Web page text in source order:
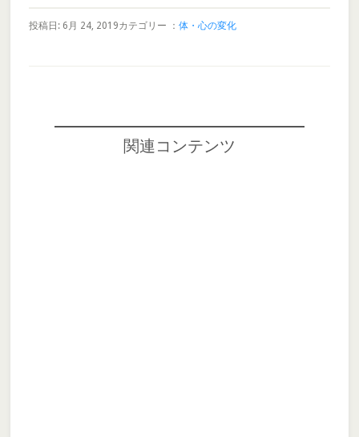
投稿日: 6月 24, 2019カテゴリー ： 体・心の変化
関連コンテンツ